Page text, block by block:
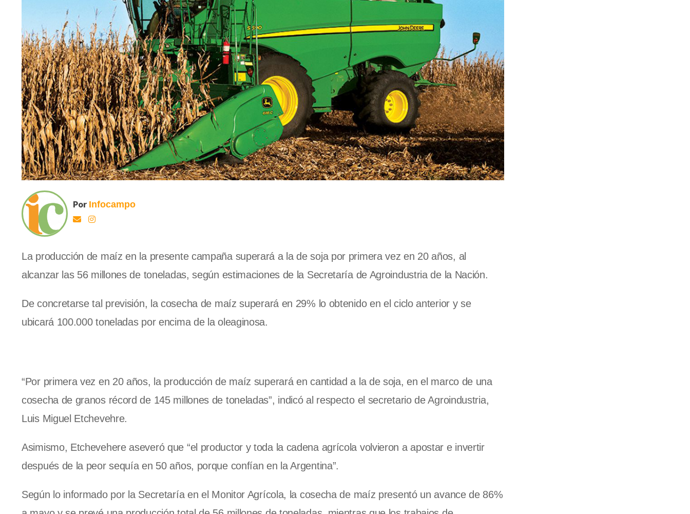
Por Infocampo
La producción de maíz en la presente campaña superará a la de soja por primera vez en 20 años, al
alcanzar las 56 millones de toneladas, según estimaciones de la Secretaría de Agroindustria de la Nación.
De concretarse tal previsión, la cosecha de maíz superará en 29% lo obtenido en el ciclo anterior y se
ubicará 100.000 toneladas por encima de la oleaginosa.
“Por primera vez en 20 años, la producción de maíz superará en cantidad a la de soja, en el marco de una
cosecha de granos récord de 145 millones de toneladas”, indicó al respecto el secretario de Agroindustria,
Luis Miguel Etchevehre.
Asimismo, Etchevehere aseveró que “el productor y toda la cadena agrícola volvieron a apostar e invertir
después de la peor sequía en 50 años, porque confían en la Argentina”.
Según lo informado por la Secretaría en el Monitor Agrícola, la cosecha de maíz presentó un avance de 86%